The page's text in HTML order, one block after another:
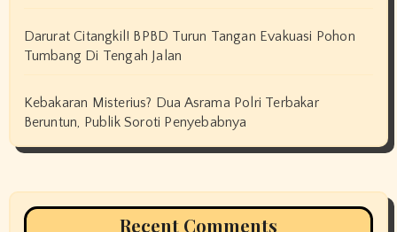
Darurat Citangkil! BPBD Turun Tangan Evakuasi Pohon
Tumbang Di Tengah Jalan
Kebakaran Misterius? Dua Asrama Polri Terbakar
Beruntun, Publik Soroti Penyebabnya
Recent Comments